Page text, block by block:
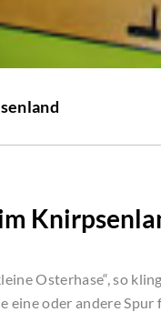
Osterhase“, so
eine oder andere